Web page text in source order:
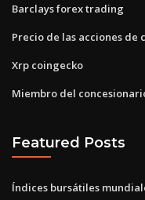
Barclays forex trading
Precio de las acciones de
Xrp coingecko
Miembro del
Featured Posts
Índices bursátiles